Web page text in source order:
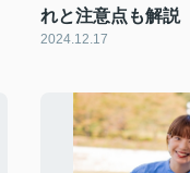
れと注意点も解説
2024.12.17